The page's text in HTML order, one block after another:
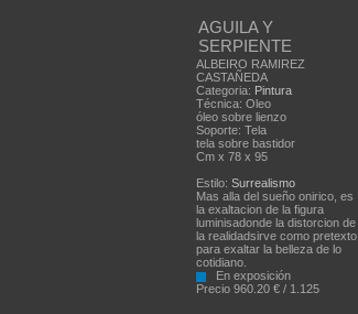
AGUILA Y
SERPIENTE
ALBEIRO RAMIREZ
CASTAÑEDA
Categoria: Pintura
Técnica: Oleo
óleo sobre lienzo
Soporte: Tela
tela sobre bastidor
Cm x 78 x 95
Estilo: Surrealismo
Mas alla del sueño onirico, es
la exaltacion de la figura
luminisadonde la distorcion de
la realidadsirve como pretexto
para exaltar la belleza de lo
cotidiano.
En exposición
Precio 960.20 € / 1.125